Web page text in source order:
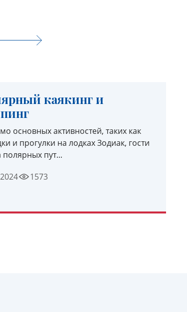
каякинг и
основных активностей, таких как
и прогулки на лодках Зодиак, гости
полярных пут...
1573
УЗНАТЬ ПОДРОБНЕЕ